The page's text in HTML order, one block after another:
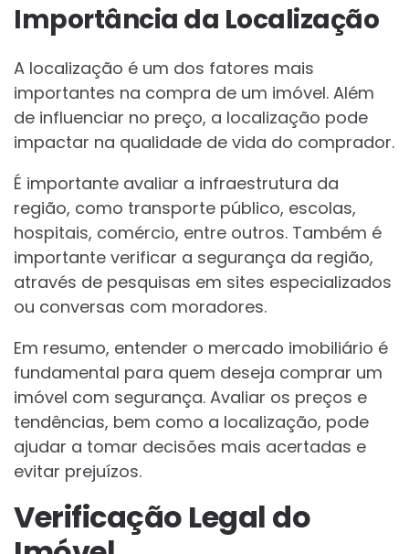
Importância da Localização
A localização é um dos fatores mais
importantes na compra de um imóvel. Além
de influenciar no preço, a localização pode
impactar na qualidade de vida do comprador.
É importante avaliar a infraestrutura da
região, como transporte público, escolas,
hospitais, comércio, entre outros. Também é
importante verificar a segurança da região,
através de pesquisas em sites especializados
ou conversas com moradores.
Em resumo, entender o mercado imobiliário é
fundamental para quem deseja comprar um
imóvel com segurança. Avaliar os preços e
tendências, bem como a localização, pode
ajudar a tomar decisões mais acertadas e
evitar prejuízos.
Verificação Legal do